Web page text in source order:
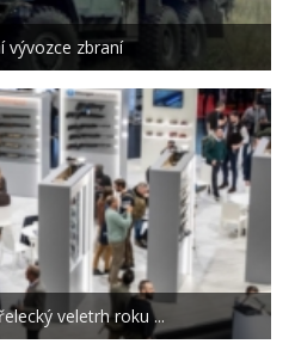
vývozce zbraní
veletrh roku ...